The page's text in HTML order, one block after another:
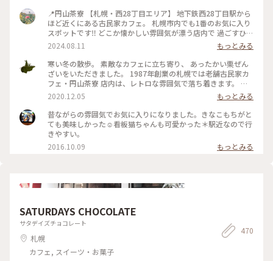
📍円山茶寮 【札幌・西28丁目エリア】 地下鉄西28丁目駅から
ほど近くにある古民家カフェ。 札幌市内でも1番のお気に入り
スポットです‼︎ どこか懐かしい雰囲気が漂う店内で 過ごすひと
ときが大好きです☺️ 夏は風鈴の音を聴きながら美味しい 甘味
とお茶をいただくのが至高です🎐 札幌を訪れると必ず立ち寄
りたくなる場所です‼︎
2024.08.11
もっとみる
寒い冬の散歩。 素敵なカフェに立ち寄り、 あったかい栗ぜん
ざいをいただきました。 1987年創業の札幌では老舗古民家カ
フェ・円山茶寮 店内は、レトロな雰囲気で落ち着きます。 ぽ
ってりとしたぜんざいは、お椀にたっぷり。 甘さ控えめなの
で、箸休めのお漬物と一緒に 最後まで美味しく頂きました😊
人気のいちごぜんざいや抹茶ぜんざい、鍋焼きうどんなどお食
事も気になりました。 またのお楽しみに❣️ #ことりっぷ北海道
#冬を味わう #札幌 #古民家カフェ #ぜんざい #レトロ
2020.12.05
もっとみる
昔ながらの雰囲気でお気に入りになりました。きなこもちがと
ても美味しかった☺︎看板猫ちゃんも可愛かった＊駅近なので行
きやすい。
2016.10.09
もっとみる
SATURDAYS CHOCOLATE
サタデイズチョコレート
札幌
カフェ, スイーツ・お菓子
470